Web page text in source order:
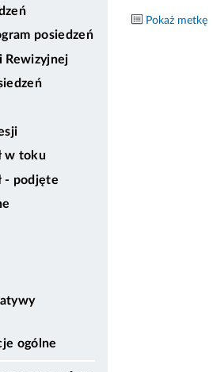
posiedzeń
Rewizyjnej
w toku
- podjęte
ogólne
Pokaż metkę